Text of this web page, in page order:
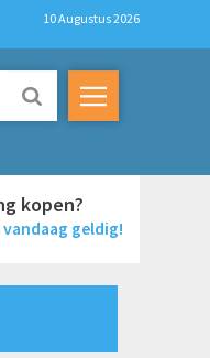
10 Augustus 2026
kopen?
geldig!